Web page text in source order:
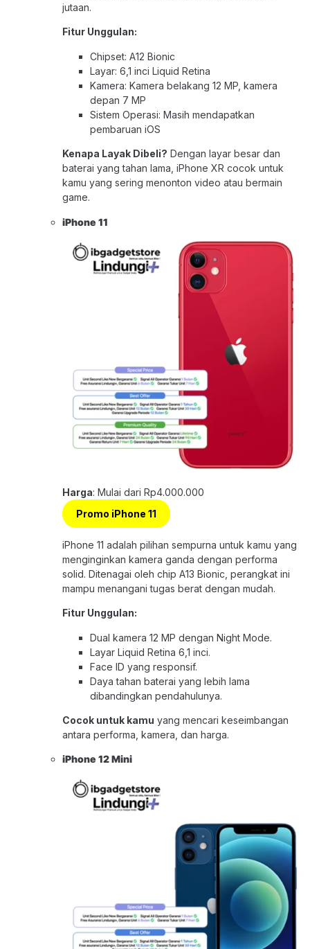
jutaan.
Fitur Unggulan:
Chipset: A12 Bionic
Layar: 6,1 inci Liquid Retina
Kamera: Kamera belakang 12 MP, kamera
depan 7 MP
Sistem Operasi: Masih mendapatkan
pembaruan iOS
Kenapa Layak Dibeli? Dengan layar besar dan
baterai yang tahan lama, iPhone XR cocok untuk
kamu yang sering menonton video atau bermain
game.
iPhone 11
Harga: Mulai dari Rp4.000.000
Promo iPhone 11
iPhone 11 adalah pilihan sempurna untuk kamu yang
menginginkan kamera ganda dengan performa
solid. Ditenagai oleh chip A13 Bionic, perangkat ini
mampu menangani tugas berat dengan mudah.
Fitur Unggulan:
Dual kamera 12 MP dengan Night Mode.
Layar Liquid Retina 6,1 inci.
Face ID yang responsif.
Daya tahan baterai yang lebih lama
dibandingkan pendahulunya.
Cocok untuk kamu yang mencari keseimbangan
antara performa, kamera, dan harga.
iPhone 12 Mini